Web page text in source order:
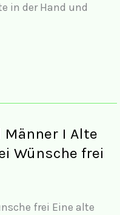
in der Hand und
I Alte
Wünsche frei
frei Eine alte